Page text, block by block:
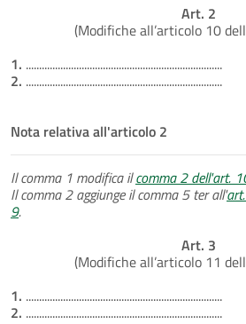
Art. 2
(Modifiche all’articolo 10
1. ..........................................................................
2. ..........................................................................
Nota relativa all'articolo 2
Il comma 1 modifica ilcomma 2 dell'art.
Il comma 2 aggiunge il comma 5 ter all'
9.
Art. 3
(Modifiche all’articolo 11
1. ..........................................................................
2. ..........................................................................